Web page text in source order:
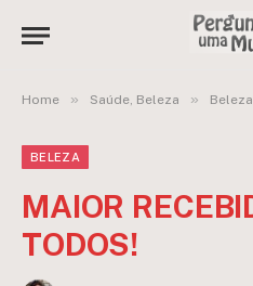
Home » Saúde, Beleza » Beleza
BELEZA
MAIOR
TODOS!